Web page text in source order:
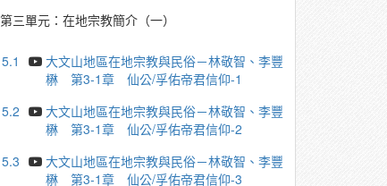
第三單元：在地宗教簡介（一）
5.1
大文山地區在地宗教與民俗－林敬智、李豐
楙 第3-1章 仙公/孚佑帝君信仰-1
5.2
大文山地區在地宗教與民俗－林敬智、李豐
楙 第3-1章 仙公/孚佑帝君信仰-2
5.3
大文山地區在地宗教與民俗－林敬智、李豐
楙 第3-1章 仙公/孚佑帝君信仰-3